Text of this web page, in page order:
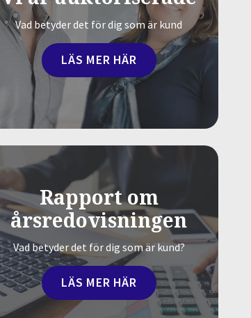
Vad betyder det för dig som är kund
LÄS MER HÄR
Rapport om
årsredovisningen
Vad betyder det för dig som är kund?
LÄS MER HÄR